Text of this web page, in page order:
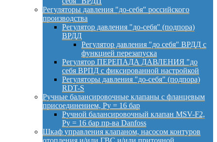
Регуляторы давления "до-себя" российского
производства
Регулятор давления "до-себя" (подпора)
ВРДД
Регулятор давления "до себя" ВРДД с
функцией перезапуска
Регулятор ПЕРЕПАДА ДАВЛЕНИЯ "до
себя ВРПД с фиксированной настройкой
Регуляторы давления "до-себя" (подпора)
RDT-S
Ручные балансировочные клапаны с фланцевым
присоединением, Py = 16 бар
Ручной балансировочный клапан MSV-F2,
Py = 16 бар пр-ва Danfoss
Шкаф управления клапаном, насосом контуров
отопления и/или ГВС и/или приточной